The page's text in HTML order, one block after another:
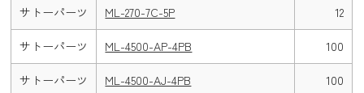
サトーパーツ ML-270-7C-5P 12
サトーパーツ ML-4500-AP-4PB 100
サトーパーツ ML-4500-AJ-4PB 100